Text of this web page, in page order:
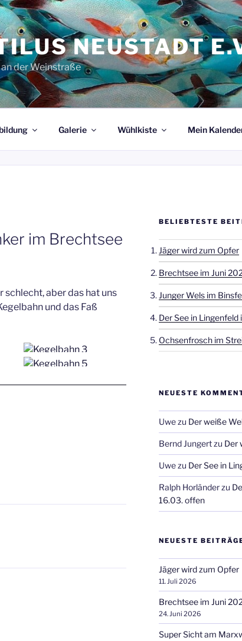
NEUSTADT
der Weinstraße
Galerie Wühlkiste Mein
im Brechtsee
aber das hat uns
und das Faß
BELIEBTESTE
Jäger wird zum Opfer
Brechtsee im Juni
Junger Wels im
Der See in
Ochsenfrosch im
NEUESTE
Uwezu Der weiße
Bernd Jungertzu Der
Uwezu Der See in
Ralph Horländerzu
16.03. offen
NEUESTE
Jäger wird zum Opfer
11. Juli 2026
Brechtsee im Juni
24. Juni 2026
Super Sicht am